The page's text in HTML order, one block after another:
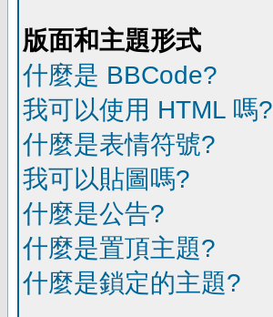
版面和主題形式
什麼是 BBCode?
我可以使用 HTML 嗎?
什麼是表情符號?
我可以貼圖嗎?
什麼是公告?
什麼是置頂主題?
什麼是鎖定的主題?